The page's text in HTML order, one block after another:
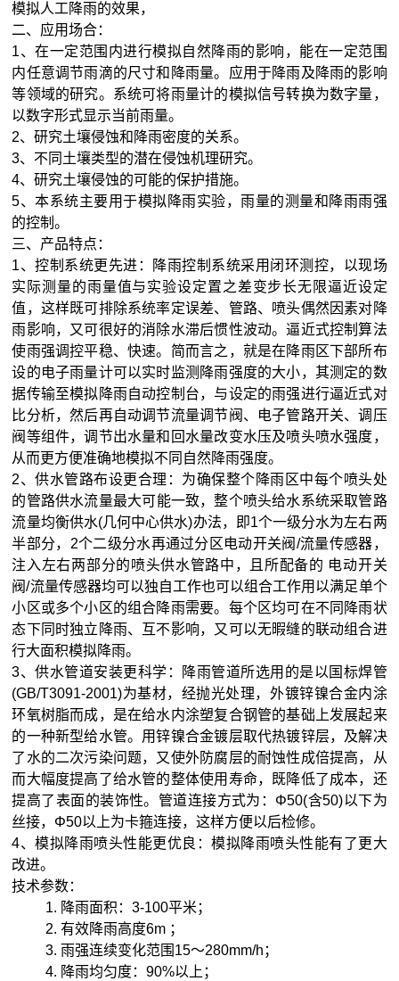
模拟人工降雨的效果，
二、应用场合：
1、在一定范围内进行模拟自然降雨的影响，能在一定范围
内任意调节雨滴的尺寸和降雨量。应用于降雨及降雨的影响
等领域的研究。系统可将雨量计的模拟信号转换为数字量，
以数字形式显示当前雨量。
2、研究土壤侵蚀和降雨密度的关系。
3、不同土壤类型的潜在侵蚀机理研究。
4、研究土壤侵蚀的可能的保护措施。
5、本系统主要用于模拟降雨实验，雨量的测量和降雨雨强
的控制。
三、产品特点：
1、控制系统更先进：降雨控制系统采用闭环测控，以现场
实际测量的雨量值与实验设定置之差变步长无限逼近设定
值，这样既可排除系统率定误差、管路、喷头偶然因素对降
雨影响，又可很好的消除水滞后惯性波动。逼近式控制算法
使雨强调控平稳、快速。简而言之，就是在降雨区下部所布
设的电子雨量计可以实时监测降雨强度的大小，其测定的数
据传输至模拟降雨自动控制台，与设定的雨强进行逼近式对
比分析，然后再自动调节流量调节阀、电子管路开关、调压
阀等组件，调节出水量和回水量改变水压及喷头喷水强度，
从而更方便准确地模拟不同自然降雨强度。
2、供水管路布设更合理：为确保整个降雨区中每个喷头处
的管路供水流量最大可能一致，整个喷头给水系统采取管路
流量均衡供水(几何中心供水)办法，即1个一级分水为左右两
半部分， 2个二级分水再通过分区电动开关阀 /流量传感器，
注入左右两部分的喷头供水管路中，且所配备的 电动开关
阀/流量传感器均可以独自工作也可以组合工作用以满足单个
小区或多个小区的组合降雨需要。每个区均可在不同降雨状
态下同时独立降雨、互不影响，又可以无暇缝的联动组合进
行大面积模拟降雨。
3、供水管道安装更科学：降雨管道所选用的是以国标焊管
(GB/T3091-2001)为基材，经抛光处理，外镀锌镍合金内涂
环氧树脂而成，是在给水内涂塑复合钢管的基础上发展起来
的一种新型给水管。用锌镍合金镀层取代热镀锌层，及解决
了水的二次污染问题，又使外防腐层的耐蚀性成倍提高，从
而大幅度提高了给水管的整体使用寿命，既降低了成本，还
提高了表面的装饰性。管道连接方式为：Φ50(含50)以下为
丝接，Φ50以上为卡箍连接，这样方便以后检修。
4、模拟降雨喷头性能更优良：模拟降雨喷头性能有了更大
改进。
技术参数：
1. 降雨面积： 3-100平米 ；
2. 有效降雨高度6m ；
3. 雨强连续变化范围15～280mm/h；
4. 降雨均匀度：90%以上；